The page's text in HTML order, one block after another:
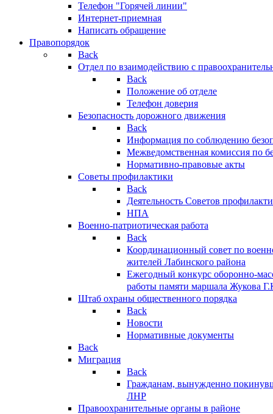
Телефон "Горячей линии"
Интернет-приемная
Написать обращение
Правопорядок
Back
Отдел по взаимодействию с
Back
Положение об отделе
Телефон доверия
Безопасность дорожного движения
Back
Информация по соблюдению
Межведомственная комиссия по
Нормативно-правовые акты
Советы профилактики
Back
Деятельность Советов
НПА
Военно-патриотическая работа
Back
Координационный совет по
жителей Лабинского района
Ежегодный конкурс оборонно-
работы памяти маршала Жукова
Штаб охраны общественного порядка
Back
Новости
Нормативные документы
Back
Миграция
Back
Гражданам, вынужденно
ЛНР
Правоохранительные органы в районе